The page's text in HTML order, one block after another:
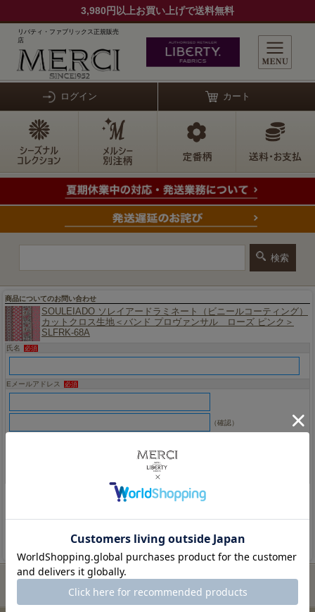
3,980円以上お買い上げで送料無料
リバティ・ファブリックス正規販売
店
ログイン カート
商品についてのお問い合わせ
SOULEIADO ソレイアードラミネート（ビニールコーティング）
カットクロス生地＜バンド プロヴァンサル ローズ ピンク＞
SLFRK-68A
氏名 必須
Eメールアドレス 必須
（確認）